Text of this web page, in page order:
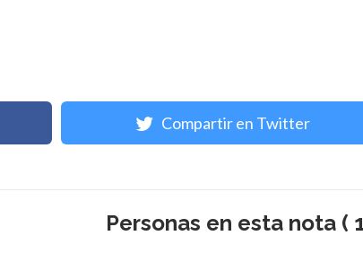
Compartir en Twitter
Personas en esta nota (